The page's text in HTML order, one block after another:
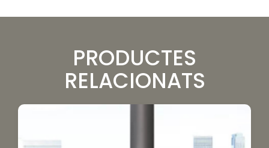
PRODUCTES
RELACIONATS